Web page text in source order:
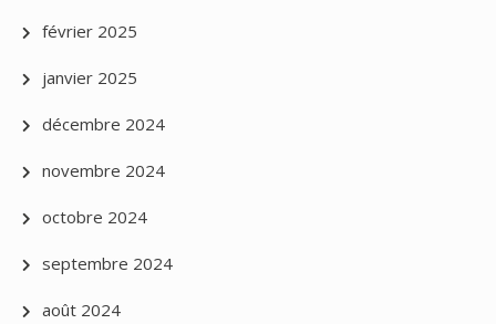
février 2025
janvier 2025
décembre 2024
novembre 2024
octobre 2024
septembre 2024
août 2024